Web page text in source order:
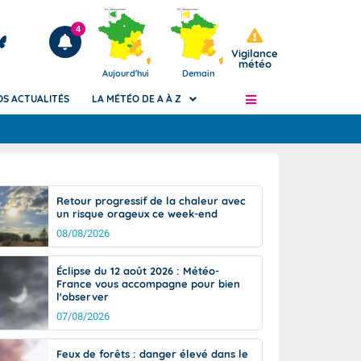
Articles
4
Aujourd'hui Demain
Vigilance
météo
de
Phénomènes dangereux de J+2 à J+7
Avertissement pluies intenses à l'échelle
des communes (Apic)
Bulletins Marine
Bulletins d'estimation du risque
d'avalanche
Météo des forêts
Vigicrues
ACTUALITÉS LA MÉTÉO DE A À Z
Retour progressif de la chaleur avec
un risque orageux ce week-end
08/08/2026
Éclipse du 12 août 2026 : Météo-
France vous accompagne pour bien
l'observer
07/08/2026
Feux de forêts : danger élevé dans le